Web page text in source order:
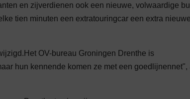
en zijverdienen ook een nieuwe, volwaardige
tien minuten een extratouringcar een extra
OV-bureau Groningen Drenthe is
hun kennende komen ze met een goedlijnennet",